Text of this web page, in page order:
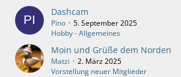
Dashcam
Pino
5. September 2025
Hobby - Allgemeines
Moin und Grüße dem Norden
Matzi
2. März 2025
Vorstellung neuer Mitglieder